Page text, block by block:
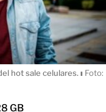
hot sale celulares. ı Foto:
GB